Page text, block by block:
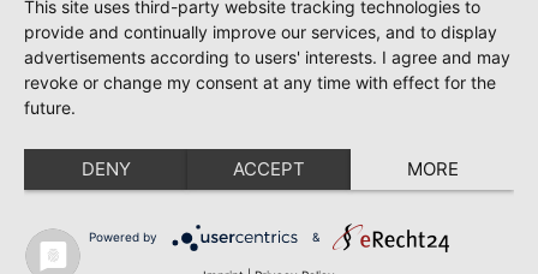
This site uses third-party website tracking technologies to
provide and continually improve our services, and to display
advertisements according to users' interests. I agree and may
revoke or change my consent at any time with effect for the
future.
DENY ACCEPT MORE
Powered by &